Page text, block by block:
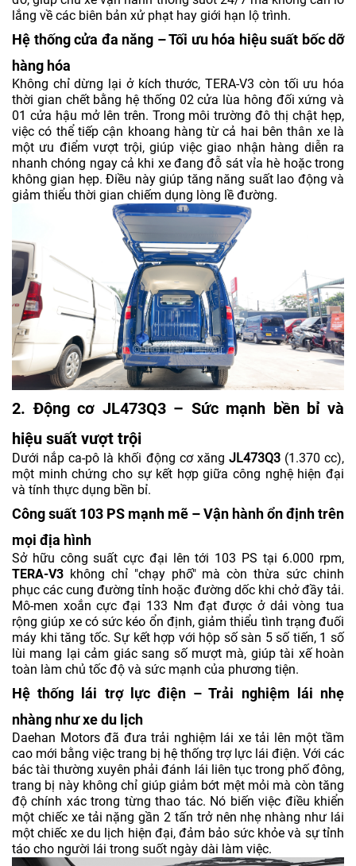
lắng về các biên bản xử phạt hay giới hạn lộ trình.
Hệ thống cửa đa năng – Tối ưu hóa hiệu suất bốc dỡ
hàng hóa
Không chỉ dừng lại ở kích thước, TERA-V3 còn tối ưu hóa
thời gian chết bằng hệ thống 02 cửa lùa hông đối xứng và
01 cửa hậu mở lên trên. Trong môi trường đô thị chật hẹp,
việc có thể tiếp cận khoang hàng từ cả hai bên thân xe là
một ưu điểm vượt trội, giúp việc giao nhận hàng diễn ra
nhanh chóng ngay cả khi xe đang đỗ sát vỉa hè hoặc trong
không gian hẹp. Điều này giúp tăng năng suất lao động và
giảm thiểu thời gian chiếm dụng lòng lề đường.
2. Động cơ JL473Q3 – Sức mạnh bền bỉ và
hiệu suất vượt trội
Dưới nắp ca-pô là khối động cơ xăng JL473Q3(1.370 cc),
một minh chứng cho sự kết hợp giữa công nghệ hiện đại
và tính thực dụng bền bỉ.
Công suất 103 PS mạnh mẽ – Vận hành ổn định trên
mọi địa hình
Sở hữu công suất cực đại lên tới 103 PS tại 6.000 rpm,
TERA-V3 không chỉ "chạy phố" mà còn thừa sức chinh
phục các cung đường tỉnh hoặc đường dốc khi chở đầy tải.
Mô-men xoắn cực đại 133 Nm đạt được ở dải vòng tua
rộng giúp xe có sức kéo ổn định, giảm thiểu tình trạng đuối
máy khi tăng tốc. Sự kết hợp với hộp số sàn 5 số tiến, 1 số
lùi mang lại cảm giác sang số mượt mà, giúp tài xế hoàn
toàn làm chủ tốc độ và sức mạnh của phương tiện.
Hệ thống lái trợ lực điện – Trải nghiệm lái nhẹ
nhàng như xe du lịch
Daehan Motors đã đưa trải nghiệm lái xe tải lên một tầm
cao mới bằng việc trang bị hệ thống trợ lực lái điện. Với các
bác tài thường xuyên phải đánh lái liên tục trong phố đông,
trang bị này không chỉ giúp giảm bớt mệt mỏi mà còn tăng
độ chính xác trong từng thao tác. Nó biến việc điều khiển
một chiếc xe tải nặng gần 2 tấn trở nên nhẹ nhàng như lái
một chiếc xe du lịch hiện đại, đảm bảo sức khỏe và sự tỉnh
táo cho người lái trong suốt ngày dài làm việc.